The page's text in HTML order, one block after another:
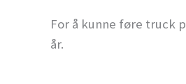
For å kunne føre truck
år.